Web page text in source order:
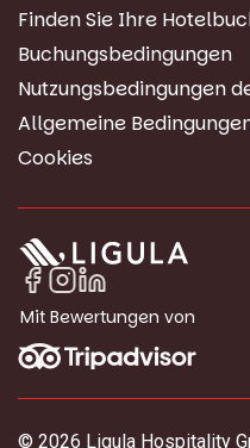
Finden Sie Ihre
Buchungsbedingungen
Nutzungsbedingungen
Allgemeine
Cookies
Mit Bewertungen von
© 2026 Ligula Hospitality